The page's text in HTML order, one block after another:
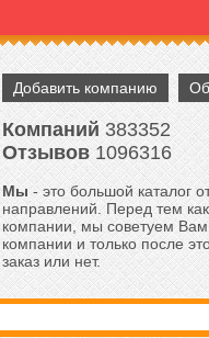
Добавить компанию
Компаний383352
Отзывов1096316
Мы- это большой каталог
направлений. Перед тем
компании, мы советуем Вам
компании и только после
заказ или нет.